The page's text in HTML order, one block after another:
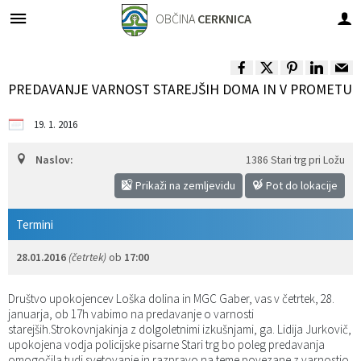
OBČINA CERKNICA
PREDAVANJE VARNOST STAREJŠIH DOMA IN V PROMETU
19. 1. 2016
Naslov: 1386 Stari trg pri Ložu
Prikaži na zemljevidu Pot do lokacije
Termini
28.01.2016 (četrtek) ob 17:00
Društvo upokojencev Loška dolina in MGC Gaber, vas v četrtek, 28.
januarja, ob 17h vabimo na predavanje o varnosti
starejših.Strokovnjakinja z dolgoletnimi izkušnjami, ga. Lidija Jurkovič,
upokojena vodja policijske pisarne Stari trg bo poleg predavanja
Videogalerija
Dobitniki občinskih priznanj
Naselja v občini
Varstvo osebnih podatkov
Nadzorni odbor
Odbori krajevnih skupnosti
Občinska volilna komisija
Medobčinski inšpektorat in redarstvo
Direktorica občinske uprave
Sprejemno informacijska pisarna
Služba za finance in proračun
Služba za premoženjsko pravne zadeve
Služba za komunalno in cestno infrastrukturo
Razpisi, natečaji, objave...
Rezultati javnih razpisov
Občinski časopis
Projekti in investicije
Za pričetek iskanja kliknite na puščico >